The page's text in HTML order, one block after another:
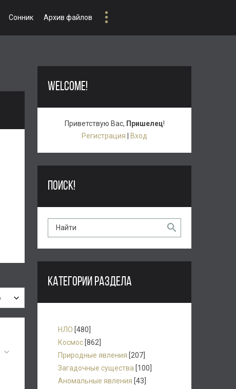
Сонник Архив файлов
WELCOME!
Приветствую Вас, Пришелец!
Регистрация
Вход
ПОИСК!
КАТЕГОРИИ РАЗДЕЛА
НЛО [480]
Космос [862]
Природные явления [207]
Загадочные существа [100]
Аномальные явления [43]